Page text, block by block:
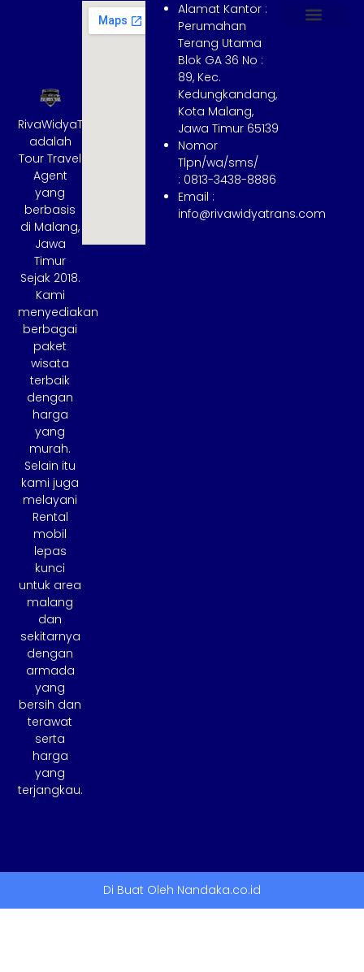
RivaWidyaTrans
adalah
Tour Travel
Agent
yang
berbasis
di Malang,
Jawa
Timur
Sejak 2018.
Kami
menyediakan
berbagai
paket
wisata
terbaik
dengan
harga
yang
murah.
Selain itu
kami juga
melayani
Rental
mobil
lepas
kunci
untuk area
malang
dan
sekitarnya
dengan
armada
yang
bersih dan
terawat
serta
harga
yang
terjangkau.
Alamat Kantor :
Perumahan
Terang Utama
Blok GA 36 No :
89, Kec.
Kedungkandang,
Kota Malang,
Jawa Timur 65139
Nomor
Tlpn/wa/sms/
: 0813-3438-8886
Email :
info@rivawidyatrans.com
Di Buat Oleh Nandaka.co.id